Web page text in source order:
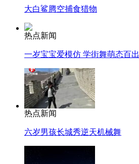
大白鲨腾空捕食猎物
热点新闻
一岁宝宝爱模仿 学街舞萌态百出
热点新闻
六岁男孩长城秀逆天机械舞